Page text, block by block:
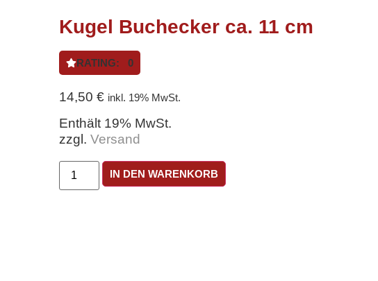
Kugel Buchecker ca. 11 cm
RATING: 0
14,50 € inkl. 19% MwSt.
Enthält 19% MwSt.
zzgl. Versand
IN DEN WARENKORB